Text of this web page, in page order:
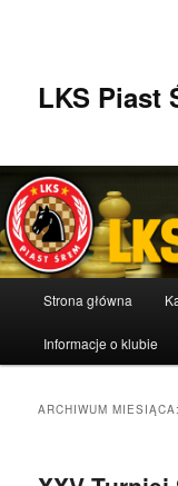
LKS Piast
Strona główna
Informacje o klubie
ARCHIWUM